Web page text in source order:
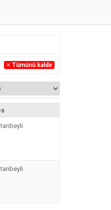
Tümünü kaldır